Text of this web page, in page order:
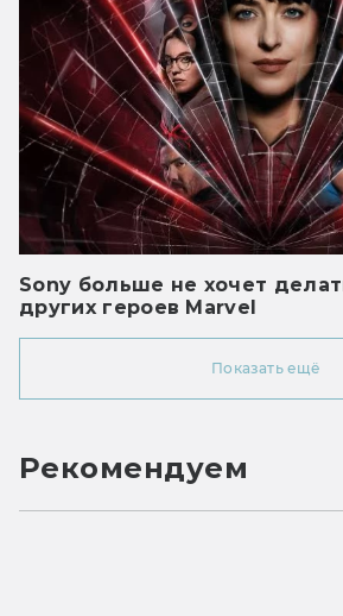
Sony больше не хочет
других героев Marvel
Показать ещё
Рекомендуем